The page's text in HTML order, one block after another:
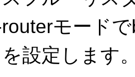
モード
設定します